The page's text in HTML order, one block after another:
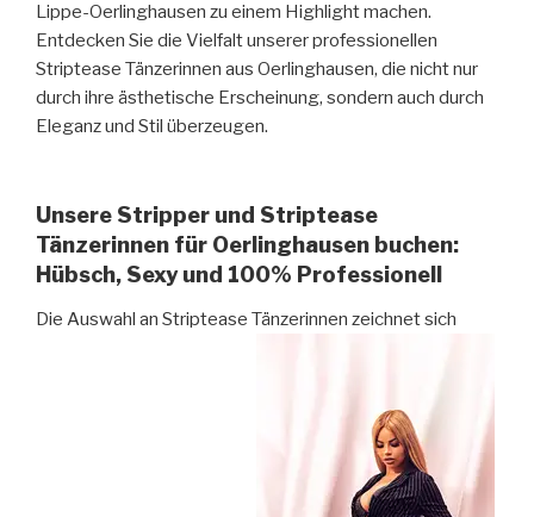
Lippe-Oerlinghausen zu einem Highlight machen.
Entdecken Sie die Vielfalt unserer professionellen
Striptease Tänzerinnen aus Oerlinghausen, die nicht nur
durch ihre ästhetische Erscheinung, sondern auch durch
Eleganz und Stil überzeugen.
Unsere Stripper und Striptease
Tänzerinnen für Oerlinghausen buchen:
Hübsch, Sexy und 100% Professionell
Die Auswahl an Striptease Tänzerinnen zeichnet sich